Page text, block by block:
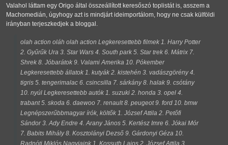
Valahol láttam egy Origo által összeállított keresőszó toplistát is, asszem a
Machomedián, úgyhogy azt is mindjárt ideimportálom, hogy ne csak külföldi
irányban terjeszkedjek a bloggal.
olah action oláh olah action Legkeresettebb filmek 1. Harry Potter
2. Gyűrűk Ura 3. Star Wars 4. South park 5. Star trek 6. Mátrix 7.
Shrek 8. Jóbarátok 9. Valami Amerika 10. Pókember
Legkeresettebb állatok 1. kutyák 2. kistehén 3. vadászgörény 4.
tigris 5. tengerimalac 6. csincsilla 7. sárkány 8. halak 9. csótány
10. nyúl Legkeresettebb autók 1. suzuki 2. honda 3. opel 4.
trabant 5. skoda 6. daewoo 7. renault 8. peugeot 9. ford 10. bmw
Legnépszerűbbmagyar írók, költők 1. József Attila 2. Petőfi
Sándor 3. Ady Endre 4. Arany János 5. Kertész Imre 6. Jókai Mór
7. Babits Mihály 8. Kosztolányi Dezső 9. Gárdonyi Géza 10.
Radnóti Miklós Nagyjaink 1. Kossuth Lajos 2. József Attila 3.